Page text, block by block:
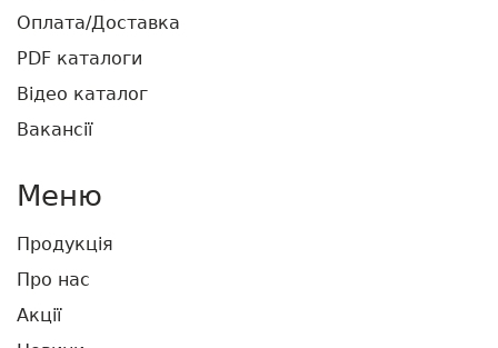
Оплата/Доставка
PDF каталоги
Відео каталог
Вакансії
Меню
Продукція
Про нас
Акції